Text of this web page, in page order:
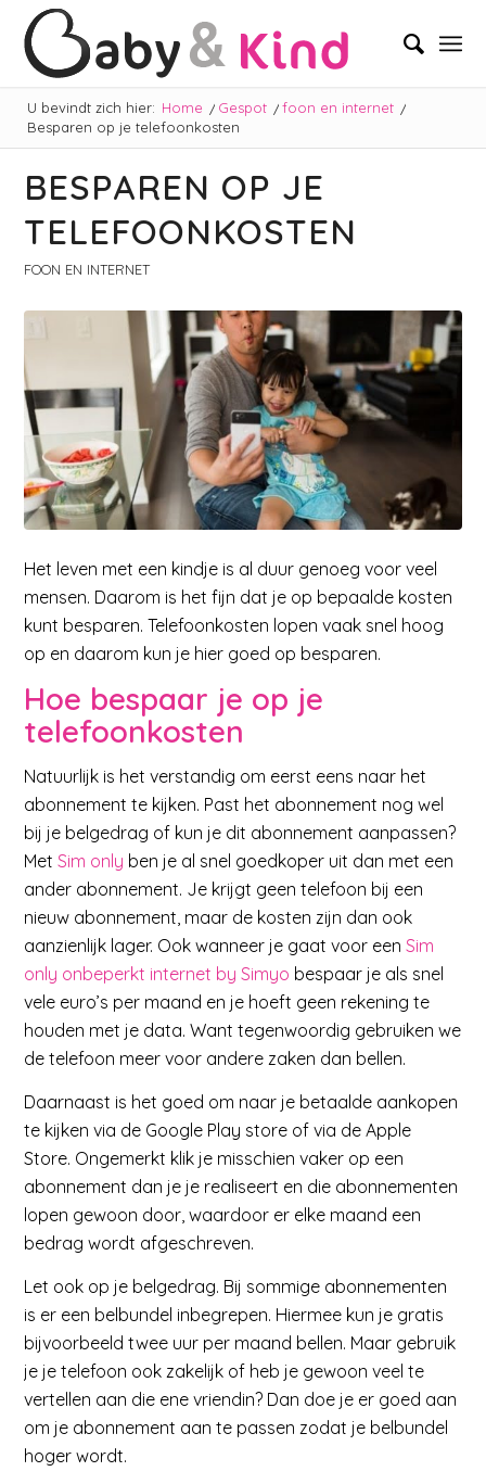
U bevindt zich hier: Home / Gespot / foon en internet /
Besparen op je telefoonkosten
BESPAREN OP JE
TELEFOONKOSTEN
FOON EN INTERNET
Het leven met een kindje is al duur genoeg voor veel
mensen. Daarom is het fijn dat je op bepaalde kosten
kunt besparen. Telefoonkosten lopen vaak snel hoog
op en daarom kun je hier goed op besparen.
Hoe bespaar je op je
telefoonkosten
Natuurlijk is het verstandig om eerst eens naar het
abonnement te kijken. Past het abonnement nog wel
bij je belgedrag of kun je dit abonnement aanpassen?
MetSim only ben je al snel goedkoper uit dan met een
ander abonnement. Je krijgt geen telefoon bij een
nieuw abonnement, maar de kosten zijn dan ook
aanzienlijk lager. Ook wanneer je gaat voor eenSim
only onbeperkt internet by Simyo bespaar je als snel
vele euro’s per maand en je hoeft geen rekening te
houden met je data. Want tegenwoordig gebruiken we
de telefoon meer voor andere zaken dan bellen.
Daarnaast is het goed om naar je betaalde aankopen
te kijken via de Google Play store of via de Apple
Store. Ongemerkt klik je misschien vaker op een
abonnement dan je je realiseert en die abonnementen
lopen gewoon door, waardoor er elke maand een
bedrag wordt afgeschreven.
Let ook op je belgedrag. Bij sommige abonnementen
is er een belbundel inbegrepen. Hiermee kun je gratis
bijvoorbeeld twee uur per maand bellen. Maar gebruik
je je telefoon ook zakelijk of heb je gewoon veel te
vertellen aan die ene vriendin? Dan doe je er goed aan
om je abonnement aan te passen zodat je belbundel
hoger wordt.